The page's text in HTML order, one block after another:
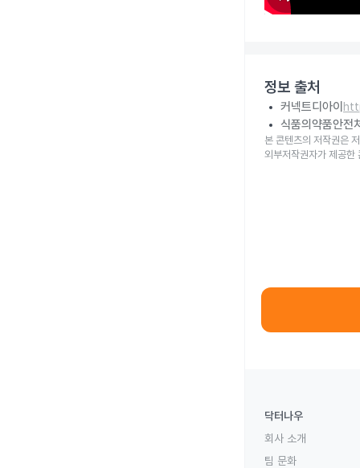
정보 출처
커넥트디아이
식품의약품안전
본 콘텐츠의 저작권은
외부저작권자가 제공한
닥터나우
회사 소개
팀 문화